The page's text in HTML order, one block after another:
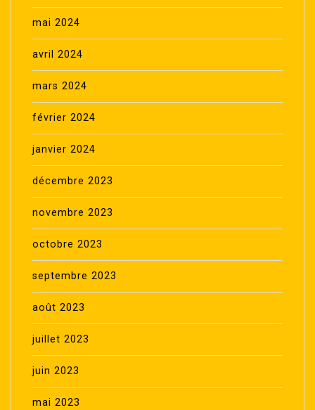
mai 2024
avril 2024
mars 2024
février 2024
janvier 2024
décembre 2023
novembre 2023
octobre 2023
septembre 2023
août 2023
juillet 2023
juin 2023
mai 2023